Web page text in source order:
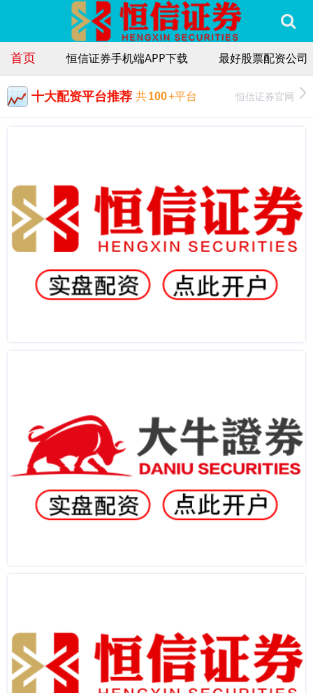
首页 恒信证券手机端APP下载 最好股票配资公司
十大配资平台推荐 共100+平台 恒信证券官网